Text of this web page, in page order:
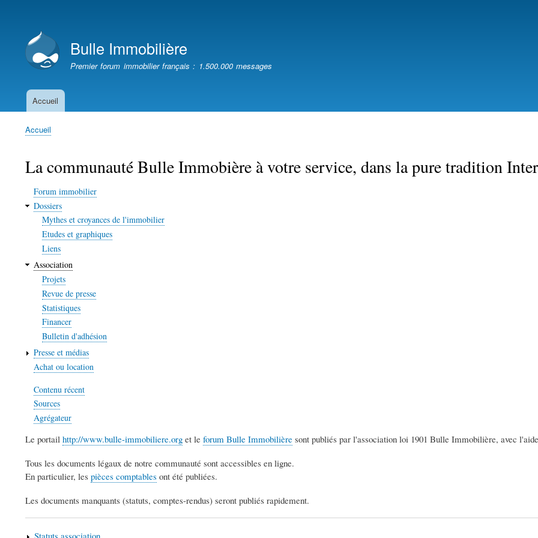
compte
de
l'utilisateur
Bulle Immobilière
Premier forum immobilier français : 1.500.000 messages
Navigation
Accueil
Fil
Accueil
La communauté Bulle Immobière à votre service, dans la pure tradition
Forum immobilier
Dossiers
Mythes et croyances de l'immobilier
Etudes et graphiques
Liens
Association
Projets
Revue de presse
Statistiques
Financer
Bulletin d'adhésion
Presse et médias
Achat ou location
Contenu récent
Sources
Agrégateur
Le portail http://www.bulle-immobiliere.org et le forum Bulle Immobilière sont publiés par l'association loi 1901 Bulle Immobilière, avec
Tous les documents légaux de notre communauté sont accessibles en ligne.
En particulier, les pièces comptables ont été publiées.
Les documents manquants (statuts, comptes-rendus) seront publiés rapidement.
Statuts association